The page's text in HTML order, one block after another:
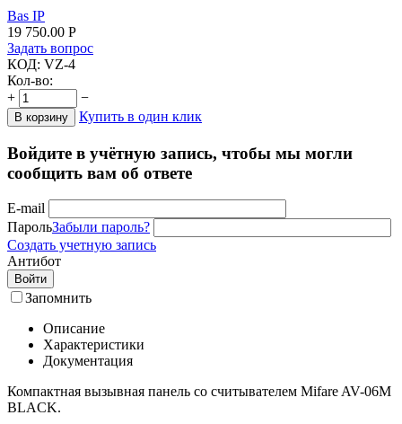
Bas IP
19 750.00 Р
Задать вопрос
КОД: VZ-4
Кол-во:
+
−
В корзину Купить в один клик
Войдите в учётную запись, чтобы мы могли
сообщить вам об ответе
E-mail
ПарольЗабыли пароль?
Создать учетную запись
Антибот
Войти
Запомнить
Описание
Характеристики
Документация
Компактная вызывная панель со считывателем Mifare AV-06M
BLACK.